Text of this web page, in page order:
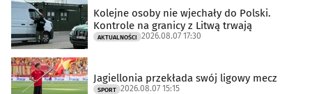
Kolejne osoby nie wjechały do Polski.
Kontrole na granicy z Litwą trwają
AKTUALNOŚCI 2026.08.07 17:30
Jagiellonia przekłada swój ligowy mecz
SPORT 2026.08.07 15:15